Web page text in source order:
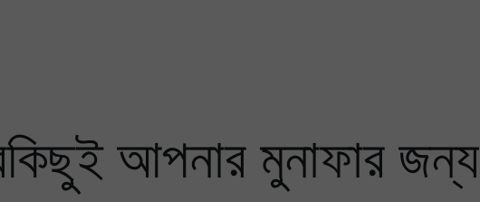
আপনার মুনাফার জন্য